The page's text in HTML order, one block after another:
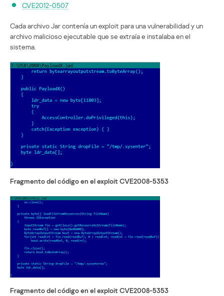
CVE2012-0507
Cada archivo Jar contenía un exploit para una vulnerabilidad y un
archivo malicioso ejecutable que se extraía e instalaba en el
sistema.
Fragmento del código en el exploit CVE2008-5353
Fragmento del código en el exploit CVE2008-5353